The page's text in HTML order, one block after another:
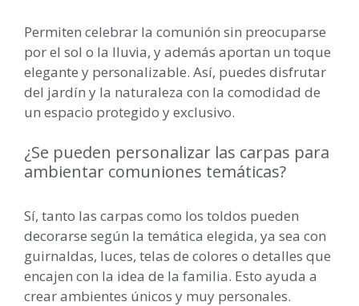
Permiten celebrar la comunión sin preocuparse
por el sol o la lluvia, y además aportan un toque
elegante y personalizable. Así, puedes disfrutar
del jardín y la naturaleza con la comodidad de
un espacio protegido y exclusivo.
¿Se pueden personalizar las carpas para
ambientar comuniones temáticas?
Sí, tanto las carpas como los toldos pueden
decorarse según la temática elegida, ya sea con
guirnaldas, luces, telas de colores o detalles que
encajen con la idea de la familia. Esto ayuda a
crear ambientes únicos y muy personales.